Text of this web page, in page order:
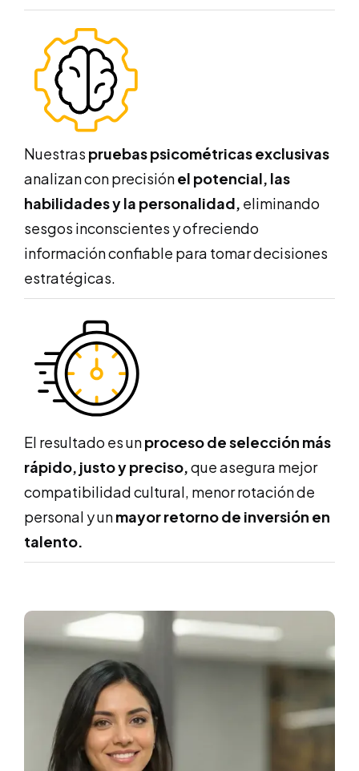
Nuestras pruebas psicométricas exclusivas
analizan con precisiónel potencial, las
habilidades y la personalidad, eliminando
sesgos inconscientes y ofreciendo
información confiable para tomar decisiones
estratégicas.
El resultado es unproceso de selección más
rápido, justo y preciso, que asegura mejor
compatibilidad cultural, menor rotación de
personal y unmayor retorno de inversión en
talento.